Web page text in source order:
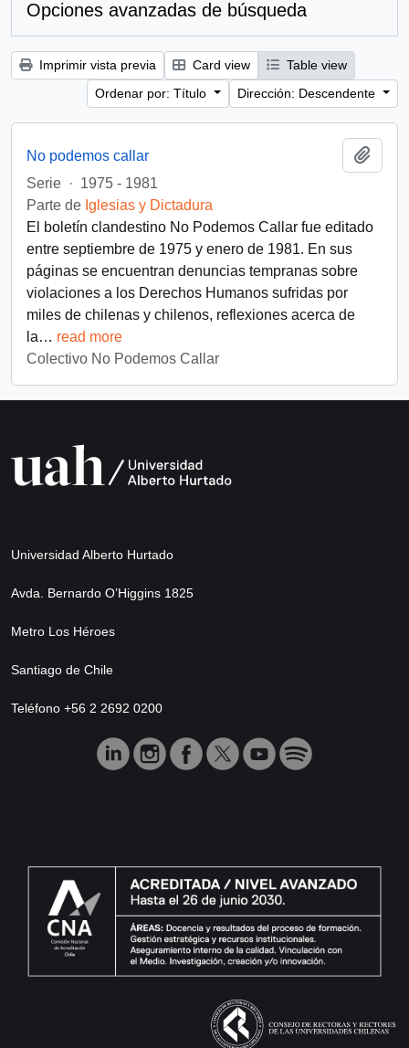
Opciones avanzadas de búsqueda
Imprimir vista previa Card view
Table view
Ordenar por: Título
Dirección: Descendente
No podemos callar
Serie · 1975 - 1981
Parte de Iglesias y Dictadura
El boletín clandestino No Podemos Callar fue editado
entre septiembre de 1975 y enero de 1981. En sus
páginas se encuentran denuncias tempranas sobre
violaciones a los Derechos Humanos sufridas por
miles de chilenas y chilenos, reflexiones acerca de
la… read more
Colectivo No Podemos Callar
Universidad Alberto Hurtado
Avda. Bernardo O’Higgins 1825
Metro Los Héroes
Santiago de Chile
Teléfono +56 2 2692 0200